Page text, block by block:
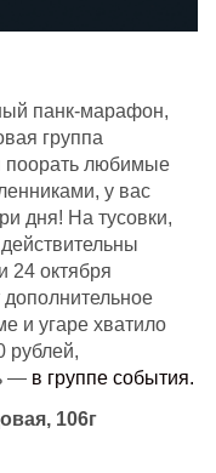
панк-марафон,
группа
любимые
у вас
дня! На тусовки,
24 октября
и угаре хватило
рублей,
— в группе события.
106г